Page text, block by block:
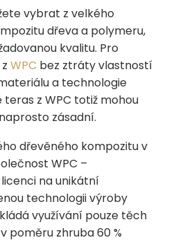
vybrat z velkého
dřeva a polymeru,
kvalitu. Pro
WPC bez ztráty vlastností
a technologie
z WPC totiž mohou
zásadní.
dřevěného kompozitu v
WPC –
na unikátní
technologii výroby
využívání pouze těch
poměru zhruba 60 %